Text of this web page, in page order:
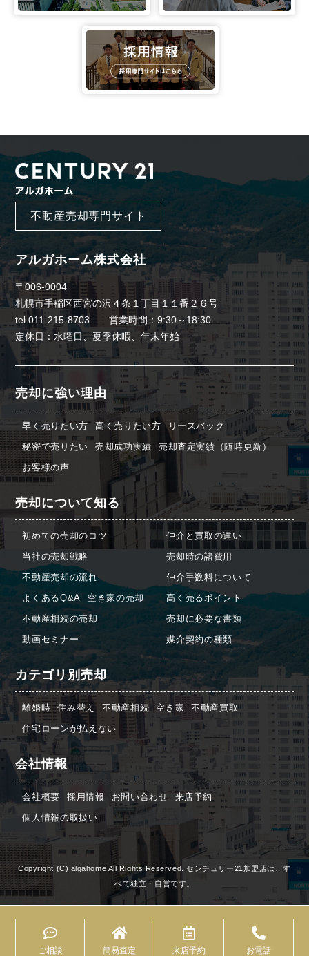
不動産売却専門サイト
アルガホーム株式会社
〒006-0004
札幌市手稲区西宮の沢４条１丁目１１番２６号
tel.011-215-8703 営業時間：9:30～18:30
定休日：水曜日、夏季休暇、年末年始
売却に強い理由
早く売りたい方 高く売りたい方
リースバック
秘密で売りたい
売却成功実績
売却査定実績（随時更新）
お客様の声
売却について知る
初めての売却のコツ
当社の売却戦略
不動産売却の流れ
よくあるQ&A
空き家の売却
不動産相続の売却
動画セミナー
仲介と買取の違い
売却時の諸費用
仲介手数料について
高く売るポイント
売却に必要な書類
媒介契約の種類
カテゴリ別売却
離婚時 住み替え 不動産相続 空き家
不動産買取
住宅ローンが払えない
会社情報
会社概要 採用情報 お問い合わせ
来店予約
個人情報の取扱い
Copyright (C) algahome All Rights Reserved. センチュリー21加盟店は、す
べて独立・自営です。
ご相談 簡易査定 来店予約 お電話